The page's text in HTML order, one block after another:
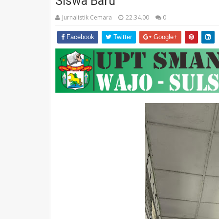
Jurnalistik Cemara 22.34.00 0
Facebook Twitter Google+